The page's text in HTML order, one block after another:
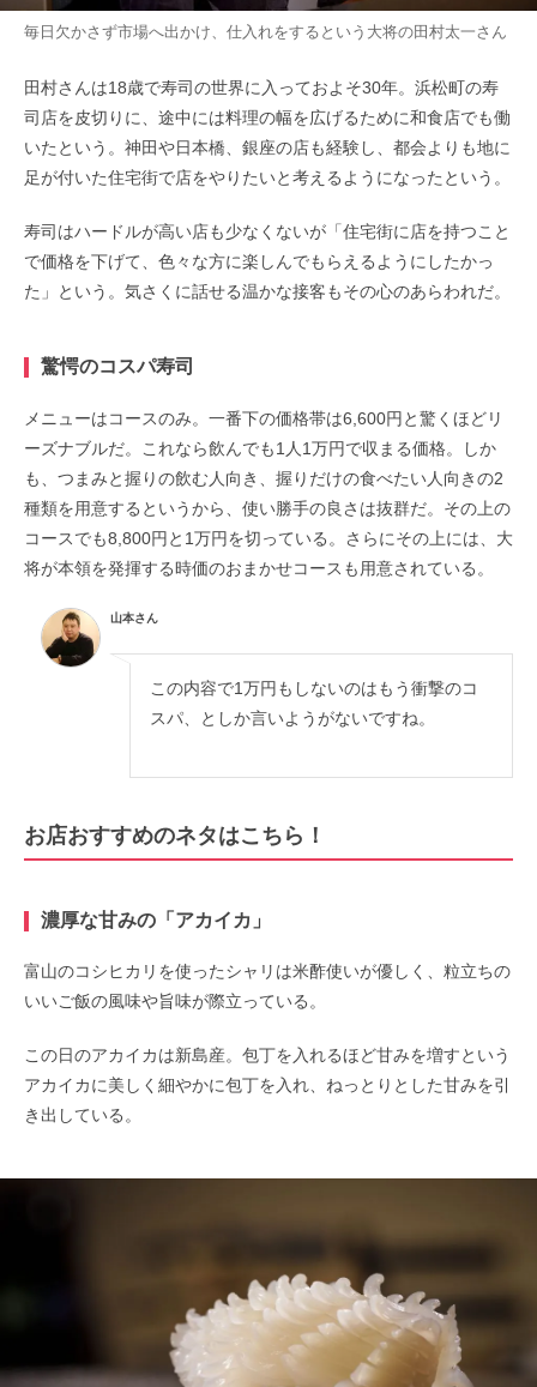
毎日欠かさず市場へ出かけ、仕入れをするという大将の田村太一さん
田村さんは18歳で寿司の世界に入っておよそ30年。浜松町の寿
司店を皮切りに、途中には料理の幅を広げるために和食店でも働
いたという。神田や日本橋、銀座の店も経験し、都会よりも地に
足が付いた住宅街で店をやりたいと考えるようになったという。
寿司はハードルが高い店も少なくないが「住宅街に店を持つこと
で価格を下げて、色々な方に楽しんでもらえるようにしたかっ
た」という。気さくに話せる温かな接客もその心のあらわれだ。
驚愕のコスパ寿司
メニューはコースのみ。一番下の価格帯は6,600円と驚くほどリ
ーズナブルだ。これなら飲んでも1人1万円で収まる価格。しか
も、つまみと握りの飲む人向き、握りだけの食べたい人向きの2
種類を用意するというから、使い勝手の良さは抜群だ。その上の
コースでも8,800円と1万円を切っている。さらにその上には、大
将が本領を発揮する時価のおまかせコースも用意されている。
山本さん
この内容で1万円もしないのはもう衝撃のコ
スパ、としか言いようがないですね。
お店おすすめのネタはこちら！
濃厚な甘みの「アカイカ」
富山のコシヒカリを使ったシャリは米酢使いが優しく、粒立ちの
いいご飯の風味や旨味が際立っている。
この日のアカイカは新島産。包丁を入れるほど甘みを増すという
アカイカに美しく細やかに包丁を入れ、ねっとりとした甘みを引
き出している。